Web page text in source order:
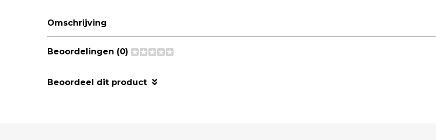
Omschrijving
Beoordelingen (0)
Beoordeel dit product